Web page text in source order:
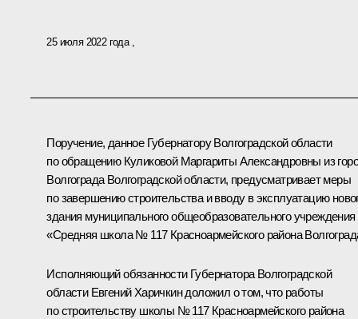
25 июля 2022 года
Поручение, данное Губернатору Волгоградской области
по обращению Куликовой Маргариты Александровны из
Волгограда Волгоградской области, предусматривает меры
по завершению строительства и вводу в эксплуатацию
здания муниципального общеобразовательного учреждения
«Средняя школа № 117 Красноармейского района
Исполняющий обязанности Губернатора Волгоградской
области Евгений Харичкин доложил о том, что работы
по строительству школы № 117 Красноармейского района